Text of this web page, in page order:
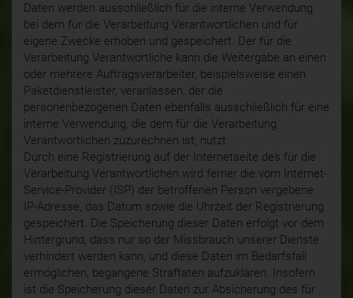
Daten werden ausschließlich für die interne Verwendung
bei dem für die Verarbeitung Verantwortlichen und für
eigene Zwecke erhoben und gespeichert. Der für die
Verarbeitung Verantwortliche kann die Weitergabe an einen
oder mehrere Auftragsverarbeiter, beispielsweise einen
Paketdienstleister, veranlassen, der die
personenbezogenen Daten ebenfalls ausschließlich für eine
interne Verwendung, die dem für die Verarbeitung
Verantwortlichen zuzurechnen ist, nutzt.
Durch eine Registrierung auf der Internetseite des für die
Verarbeitung Verantwortlichen wird ferner die vom Internet-
Service-Provider (ISP) der betroffenen Person vergebene
IP-Adresse, das Datum sowie die Uhrzeit der Registrierung
gespeichert. Die Speicherung dieser Daten erfolgt vor dem
Hintergrund, dass nur so der Missbrauch unserer Dienste
verhindert werden kann, und diese Daten im Bedarfsfall
ermöglichen, begangene Straftaten aufzuklären. Insofern
ist die Speicherung dieser Daten zur Absicherung des für